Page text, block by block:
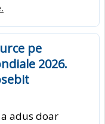
pe
2026.
adus doar